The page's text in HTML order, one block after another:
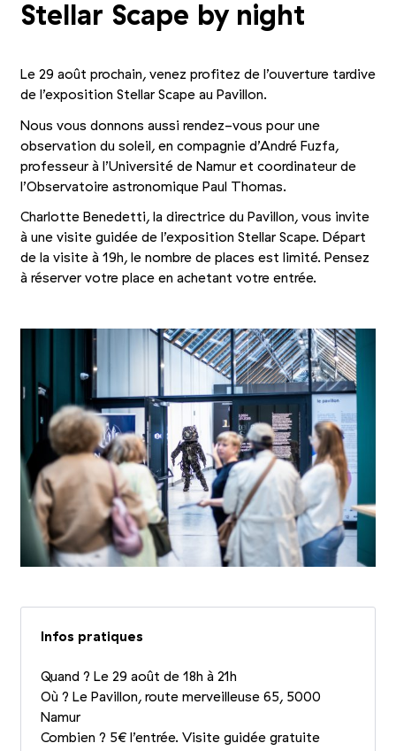
Stellar Scape by night
Le 29 août prochain, venez profitez de l’ouverture tardive
de l’exposition Stellar Scape au Pavillon.
Nous vous donnons aussi rendez-vous pour une
observation du soleil, en compagnie d’André Fuzfa,
professeur à l’Université de Namur et coordinateur de
l’Observatoire astronomique Paul Thomas.
Charlotte Benedetti, la directrice du Pavillon, vous invite
à une visite guidée de l’exposition Stellar Scape. Départ
de la visite à 19h, le nombre de places est limité. Pensez
à réserver votre place en achetant votre entrée.
Infos pratiques
Quand ? Le 29 août de 18h à 21h
Où ? Le Pavillon, route merveilleuse 65, 5000
Namur
Combien ? 5€ l’entrée. Visite guidée gratuite